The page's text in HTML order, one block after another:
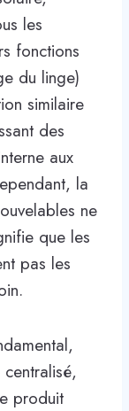
les
fonctions
du linge)
similaire
des
aux
la
ne
que les
pas les
centralisé,
produit